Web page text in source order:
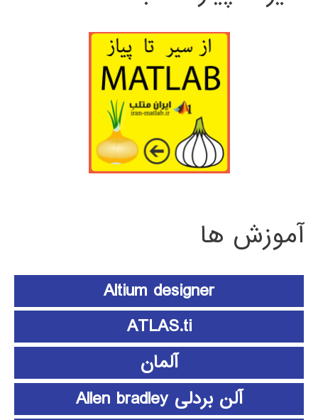
آموزش ها
Altium designer
ATLAS.ti
آلمان
آلن بردلی Allen bradley